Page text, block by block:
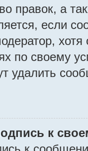
правок, а
если
по своему
удалить
к